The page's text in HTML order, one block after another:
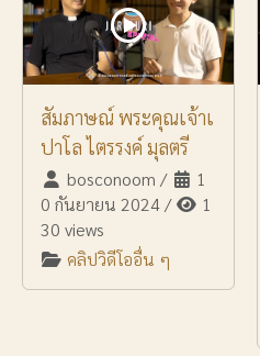
สัมภาษณ์ พระคุณเจ้าเ
ปาโล ไตรรงค์ มุลตรี
bosconoom /
1
0 กันยายน 2024/
1
30 views
คลิปวิดีโออื่น ๆ